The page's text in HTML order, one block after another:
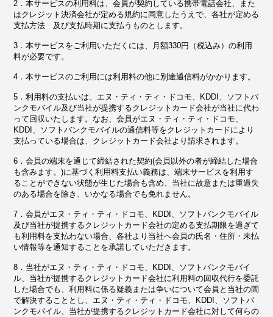
2．本サービスの利用料は、会員が契約している携帯電話会社、また
はクレジット決済会社が定める規約に同意したうえで、各社が定める
支払方法 及び支払時期に支払うものとします。
3．本サービスをご利用いただくには、月額330円（税込み）の利用
料が必要です。
4．本サービスのご利用には利用料の他に別途通信料がかかります。
5．利用料の支払いは、エヌ・ティ・ティ・ドコモ、KDDI、ソフトバ
ンクモバイル及び当社が提携するクレジットカード会社が当社に代わ
って回収いたします。なお、会員がエヌ・ティ・ティ・ドコモ、
KDDI、ソフトバンクモバイルの通信料等をクレジットカードにより
支払っている場合は、クレジットカード会社より請求されます。
6．会員の端末を通じて締結された契約(会員以外の者が締結した場合
も含みます。)に基づく利用料支払い義務は、端末サービスを利用す
ることができない状態が生じた場合も含め、当社に故意または重過失
のある場合を除き、いかなる場合でも免れません。
7．会員がエヌ・ティ・ティ・ドコモ、KDDI、ソフトバンクモバイル
及び当社が提携するクレジットカード会社の定める支払期限を過ぎて
も利用料を支払わない場合、各社より当社へ会員の氏名・住所・未払
い情報等を通知することを承諾していただきます。
8．当社がエヌ・ティ・ティ・ドコモ、KDDI、ソフトバンクモバイ
ル、当社が提携するクレジットカード会社に利用料の回収代行を委託
した場合でも、利用料に係る疑義または争いについて会員と当社の間
で解決することとし、エヌ・ティ・ティ・ドコモ、KDDI、ソフトバ
ンクモバイル、当社が提携するクレジットカード会社に対して何らの